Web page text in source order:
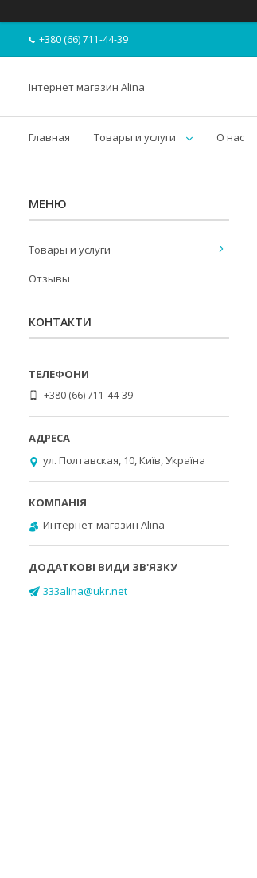
+380 (66) 711-44-39
Інтернет магазин Alina
Главная Товары и услуги О нас
Товары и услуги
Отзывы
КОНТАКТИ
+380 (66) 711-44-39
ул. Полтавская, 10, Київ, Україна
Интернет-магазин Alina
333alina@ukr.net